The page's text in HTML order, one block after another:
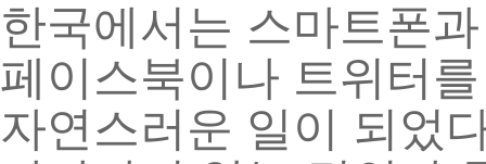
한국에서는 스마트폰과
페이스북이나 트위터를
자연스러운 일이
되었